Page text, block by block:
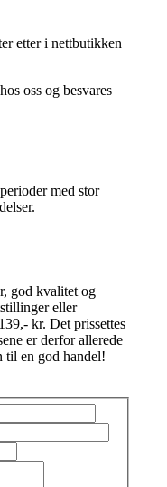
etter i nettbutikken
oss og besvares
med stor
god kvalitet og
eller
kr. Det prissettes
er derfor allerede
til en god handel!